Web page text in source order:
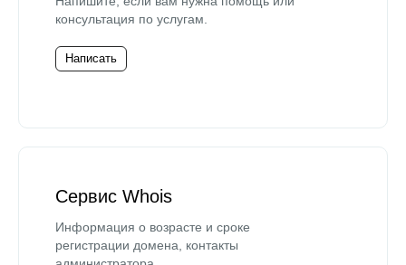
консультация по услугам.
Написать
Сервис Whois
Информация о возрасте и сроке
регистрации домена, контакты